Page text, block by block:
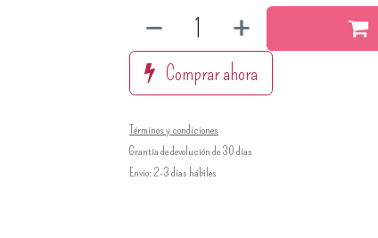
Comprar ahora
Términos y condiciones
Grantía de devolución de 30 días
Envío: 2-3 días hábiles